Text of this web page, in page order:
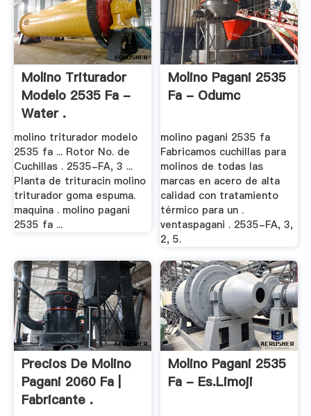
Molino Triturador
Modelo 2535 Fa -
Water .
molino triturador modelo
2535 fa ... Rotor No. de
Cuchillas . 2535-FA, 3 ...
Planta de trituracin molino
triturador goma espuma.
maquina . molino pagani
2535 fa ...
Molino Pagani 2535
Fa - Odumc
molino pagani 2535 fa
Fabricamos cuchillas para
molinos de todas las
marcas en acero de alta
calidad con tratamiento
térmico para un .
ventaspagani . 2535-FA, 3,
2, 5.
Precios De Molino
Pagani 2060 Fa |
Fabricante .
Molino Pagani 2535
Fa - Es.limoji